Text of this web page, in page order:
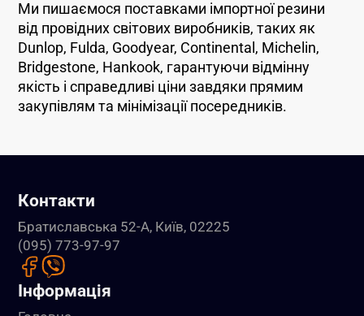
Ми пишаємося поставками імпортної резини
від провідних світових виробників, таких як
Dunlop, Fulda, Goodyear, Continental, Michelin,
Bridgestone, Hankook, гарантуючи відмінну
якість і справедливі ціни завдяки прямим
закупівлям та мінімізації посередників.
Контакти
Братиславська 52-А, Київ, 02225
(095) 773-97-97
Інформація